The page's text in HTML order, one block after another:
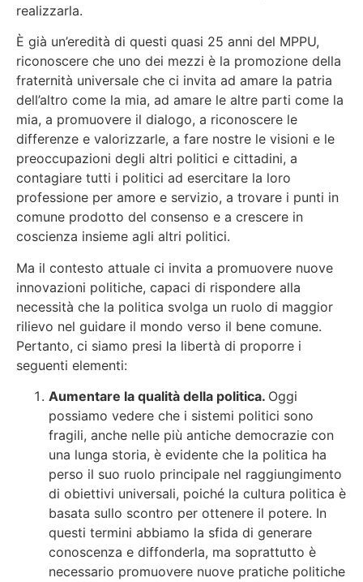
realizzarla.
È già un’eredità di questi quasi 25 anni del MPPU,
riconoscere che uno dei mezzi è la promozione della
fraternità universale che ci invita ad amare la patria
dell’altro come la mia, ad amare le altre parti come la
mia, a promuovere il dialogo, a riconoscere le
differenze e valorizzarle, a fare nostre le visioni e le
preoccupazioni degli altri politici e cittadini, a
contagiare tutti i politici ad esercitare la loro
professione per amore e servizio, a trovare i punti in
comune prodotto del consenso e a crescere in
coscienza insieme agli altri politici.
Ma il contesto attuale ci invita a promuovere nuove
innovazioni politiche, capaci di rispondere alla
necessità che la politica svolga un ruolo di maggior
rilievo nel guidare il mondo verso il bene comune.
Pertanto, ci siamo presi la libertà di proporre i
seguenti elementi:
Aumentare la qualità della politica. Oggi
possiamo vedere che i sistemi politici sono
fragili, anche nelle più antiche democrazie con
una lunga storia, è evidente che la politica ha
perso il suo ruolo principale nel raggiungimento
di obiettivi universali, poiché la cultura politica è
basata sullo scontro per ottenere il potere. In
questi termini abbiamo la sfida di generare
conoscenza e diffonderla, ma soprattutto è
necessario promuovere nuove pratiche politiche